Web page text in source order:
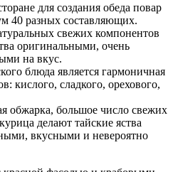
для создания обеда повар
40 разных составляющих.
свежих компонентов
оригинальными, очень
на вкус.
блюда является гармоничная
кислого, сладкого, орехового,
обжарка, большое число свежих
делают тайские яства
вкусными и невероятно